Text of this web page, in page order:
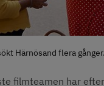
Härnösand flera
filmteamen har